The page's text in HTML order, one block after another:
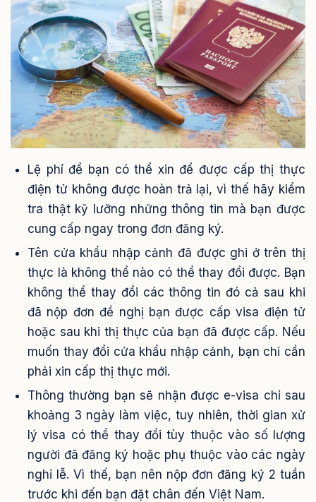
Lệ phí để bạn có thể xin để được cấp thị thực
điện tử không được hoàn trả lại, vì thế hãy kiểm
tra thật kỹ lưỡng những thông tin mà bạn được
cung cấp ngay trong đơn đăng ký.
Tên cửa khẩu nhập cảnh đã được ghi ở trên thị
thực là không thể nào có thể thay đổi được. Bạn
không thể thay đổi các thông tin đó cả sau khi
đã nộp đơn đề nghị bạn được cấp visa điện tử
hoặc sau khi thị thực của bạn đã được cấp. Nếu
muốn thay đổi cửa khẩu nhập cảnh, bạn chỉ cần
phải xin cấp thị thực mới.
Thông thường bạn sẽ nhận được e-visa chỉ sau
khoảng 3 ngày làm việc, tuy nhiên, thời gian xử
lý visa có thể thay đổi tùy thuộc vào số lượng
người đã đăng ký hoặc phụ thuộc vào các ngày
nghỉ lễ. Vì thế, bạn nên nộp đơn đăng ký 2 tuần
trước khi đến bạn đặt chân đến Việt Nam.